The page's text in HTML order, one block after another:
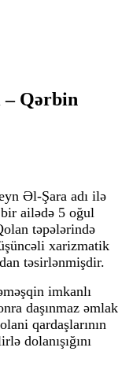
– Qərbin
Əl-Şara adı ilə
ailədə 5 oğul
təpələrində
xarizmatik
təsirlənmişdir.
imkanlı
daşınmaz əmlak
qardaşlarının
dolanışığını